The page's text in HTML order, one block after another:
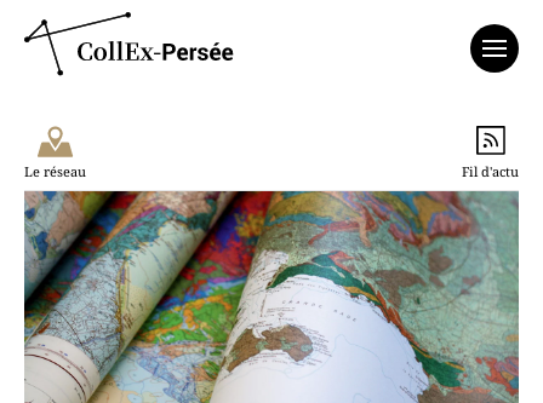
Le réseau Fil d'actu